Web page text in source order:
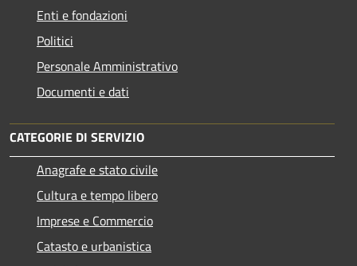
Enti e fondazioni
Politici
Personale Amministrativo
Documenti e dati
CATEGORIE DI SERVIZIO
Anagrafe e stato civile
Cultura e tempo libero
Imprese e Commercio
Catasto e urbanistica